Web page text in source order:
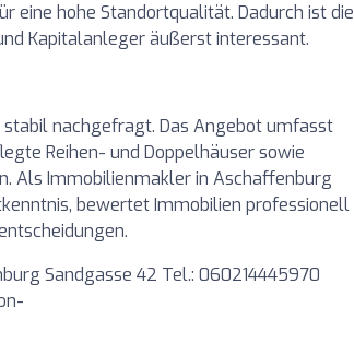
eine hohe Standortqualität. Dadurch ist die
Kapitalanleger äußerst interessant.
nachgefragt. Das Angebot umfasst
Reihen- und Doppelhäuser sowie
Als Immobilienmakler in Aschaffenburg
bewertet Immobilien professionell
Sandgasse 42 Tel.: 060214445970